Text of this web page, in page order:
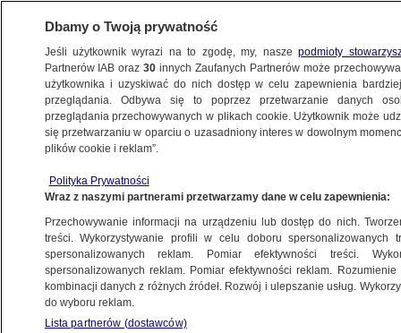
POLSKA
3.10.2007, 06:54Aktualizacja: 3.10.2007, 07:36
Udostępnij
Dbamy o Twoją prywatność
Jeśli użytkownik wyrazi na to zgodę, my, naszepodmioty
Partnerów IAB oraz30 innych Zaufanych Partnerów może
użytkownika i uzyskiwać do nich dostęp w celu zapewnienia
przeglądania. Odbywa się to poprzez przetwarzanie danych
przeglądania przechowywanych w plikach cookie. Użytkownik może
się przetwarzaniu w oparciu o uzasadniony interes w dowolnym
plików cookie i reklam”.
Polityka Prywatności
Wraz z naszymi partnerami przetwarzamy dane w celu zapewnienia:
Przechowywanie informacji na urządzeniu lub dostęp do nich.
treści. Wykorzystywanie profili w celu doboru spersonalizowanych
spersonalizowanych reklam. Pomiar efektywności treści.
spersonalizowanych reklam. Pomiar efektywności reklam.
kombinacji danych z różnych źródeł. Rozwój i ulepszanie usług.
do wyboru reklam.
Lista partnerów (dostawców)